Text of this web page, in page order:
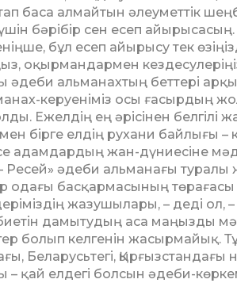
баса алмайтын әлеуметтік
бәрібір сен есеп айырысасың.
бұл есеп айырысу тек
оқырмандармен
әдеби альманахтың беттері
керуеніміз осы ғасырдың
Ежелдің ең әрісінен
бірге елдің рухани байлығы
адамдардың жан-дүние­сіне
– Ресей» әдеби альманағы
басқармасының төрағасы
жазушылары, – деді ол,
дамытудың аса маңызды
болып келгенін жасырмайық.
Беларусь­тегі,
– қай елдегі болсын әдеби-